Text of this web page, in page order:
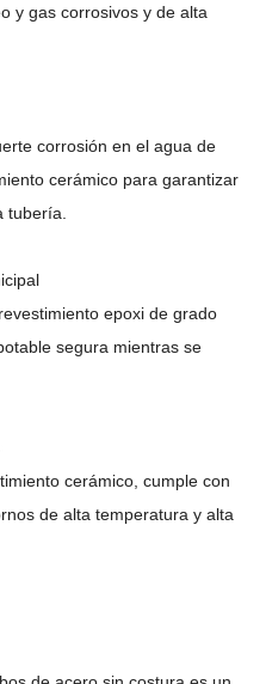
y gas corrosivos y de alta
corrosión en el agua de
cerámico para garantizar
tubería.
epoxi de grado
segura mientras se
cerámico, cumple con
de alta temperatura y alta